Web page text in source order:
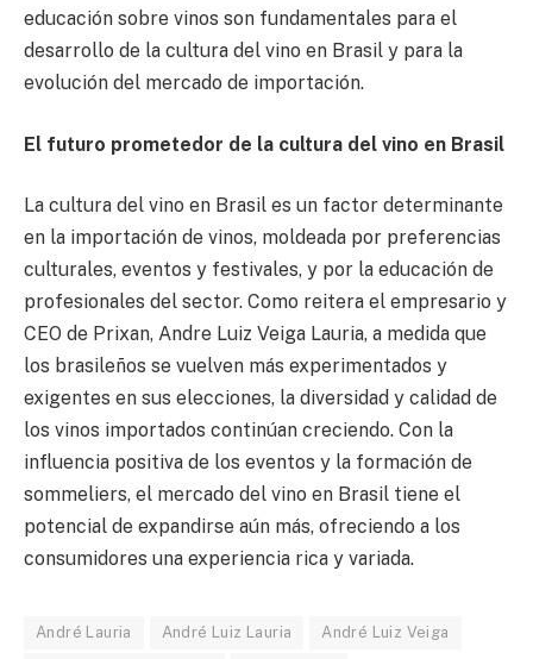
educación sobre vinos son fundamentales para el
desarrollo de la cultura del vino en Brasil y para la
evolución del mercado de importación.
El futuro prometedor de la cultura del vino en Brasil
La cultura del vino en Brasil es un factor determinante
en la importación de vinos, moldeada por preferencias
culturales, eventos y festivales, y por la educación de
profesionales del sector. Como reitera el empresario y
CEO de Prixan, Andre Luiz Veiga Lauria, a medida que
los brasileños se vuelven más experimentados y
exigentes en sus elecciones, la diversidad y calidad de
los vinos importados continúan creciendo. Con la
influencia positiva de los eventos y la formación de
sommeliers, el mercado del vino en Brasil tiene el
potencial de expandirse aún más, ofreciendo a los
consumidores una experiencia rica y variada.
André Lauria André Luiz Lauria André Luiz Veiga